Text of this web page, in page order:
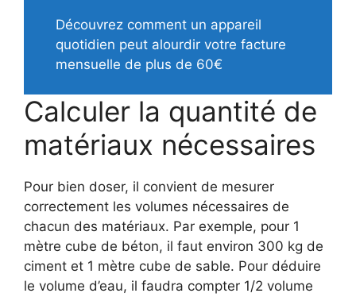
Découvrez comment un appareil
quotidien peut alourdir votre facture
mensuelle de plus de 60€
Calculer la quantité de
matériaux nécessaires
Pour bien doser, il convient de mesurer
correctement les volumes nécessaires de
chacun des matériaux. Par exemple, pour 1
mètre cube de béton, il faut environ 300 kg de
ciment et 1 mètre cube de sable. Pour déduire
le volume d’eau, il faudra compter 1/2 volume